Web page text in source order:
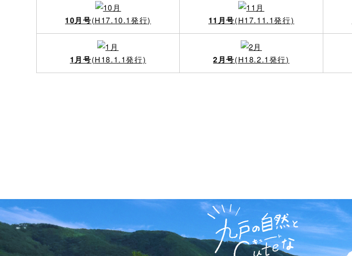
10月号(H17.10.1発行) 11月号(H17.11.1発行)
1月号(H18.1.1発行) 2月号(H18.2.1発行)